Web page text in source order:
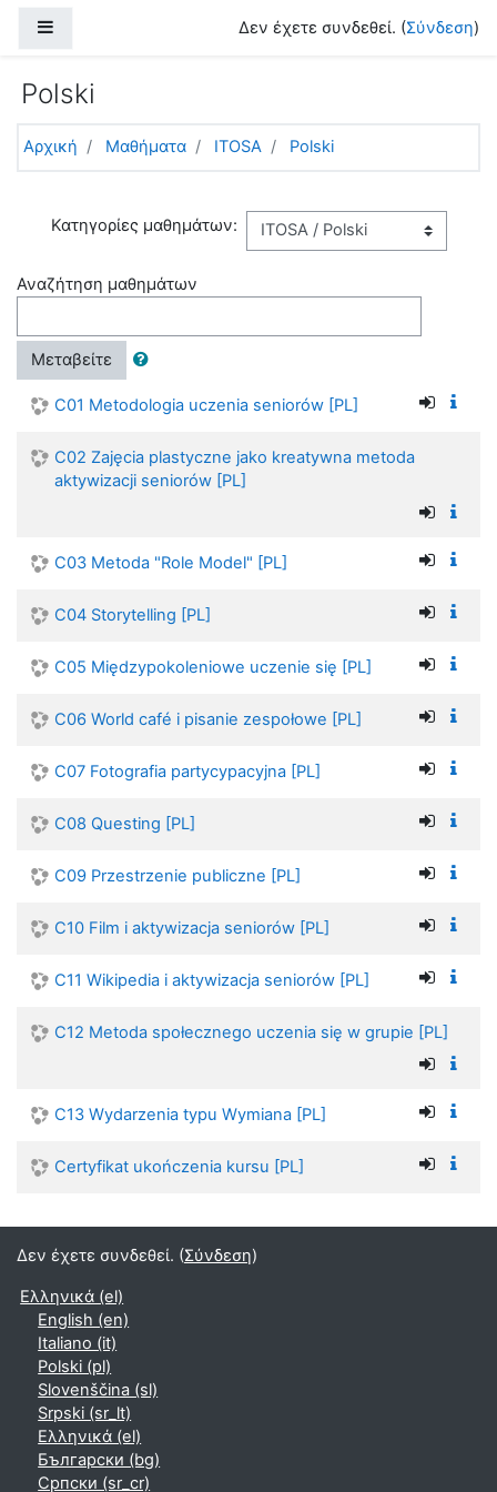
Δεν έχετε συνδεθεί. (Σύνδεση)
Polski
Αρχική Μαθήματα ITOSA Polski
Κατηγορίες μαθημάτων:
Αναζήτηση μαθημάτων
Μεταβείτε
C01 Metodologia uczenia seniorów [PL]
C02 Zajęcia plastyczne jako kreatywna metoda
aktywizacji seniorów [PL]
C03 Metoda "Role Model" [PL]
C04 Storytelling [PL]
C05 Międzypokoleniowe uczenie się [PL]
C06 World café i pisanie zespołowe [PL]
C07 Fotografia partycypacyjna [PL]
C08 Questing [PL]
C09 Przestrzenie publiczne [PL]
C10 Film i aktywizacja seniorów [PL]
C11 Wikipedia i aktywizacja seniorów [PL]
C12 Metoda społecznego uczenia się w grupie [PL]
C13 Wydarzenia typu Wymiana [PL]
Certyfikat ukończenia kursu [PL]
Δεν έχετε συνδεθεί. (Σύνδεση)
Ελληνικά ‎(el)‎
English ‎(en)‎
Italiano ‎(it)‎
Polski ‎(pl)‎
Slovenščina ‎(sl)‎
Srpski ‎(sr_lt)‎
Ελληνικά ‎(el)‎
Български ‎(bg)‎
Српски ‎(sr_cr)‎